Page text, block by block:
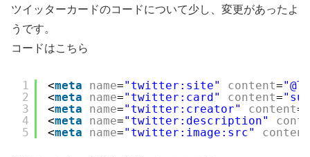
ツイッターカードのコードについて少し、変更があったよ
うです。
コードはこちら
1
2
3
4
5
<meta name="twitter:site" content=
<meta name="twitter:card" content=
<meta name="twitter:creator" content=
<meta name="twitter:description"
<meta name="twitter:image:src" content